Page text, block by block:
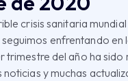
crisis sanitaria
enfrentando en
trimestre del año ha
y muchas